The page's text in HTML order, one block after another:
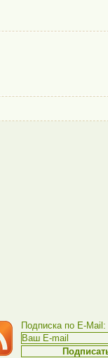
Подписка по E-Mail: